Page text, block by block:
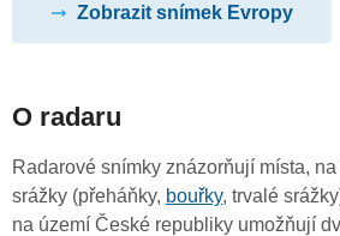
Zobrazit snímek Evropy
O radaru
Radarové snímky znázorňují místa,
srážky (přeháňky, bouřky, trvalé
na území České republiky umožňují